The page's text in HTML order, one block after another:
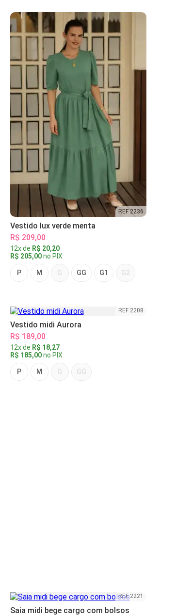
REF 2236
Vestido lux verde menta
R$ 209,00
12x de R$ 20,20
R$ 205,00no PIX
P M G GG G1 G2
REF 2208
Vestido midi Aurora
R$ 189,00
12x de R$ 18,27
R$ 185,00no PIX
P M G GG
REF 2221
Saia midi bege cargo com bolsos